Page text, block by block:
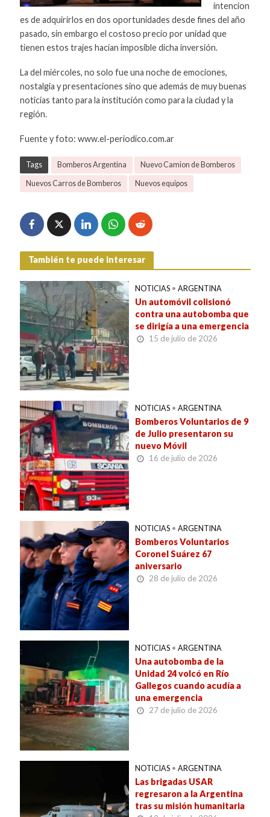
intencion
es de adquirirlos en dos oportunidades desde fines del año
pasado, sin embargo el costoso precio por unidad que
tienen estos trajes hacían imposible dicha inversión.
La del miércoles, no solo fue una noche de emociones,
nostalgia y presentaciones sino que además de muy buenas
noticias tanto para la institución como para la ciudad y la
región.
Fuente y foto: www.el-periodico.com.ar
Tags Bomberos Argentina Nuevo Camion de Bomberos
Nuevos Carros de Bomberos Nuevos equipos
También te puede interesar
NOTICIAS • ARGENTINA
Un automóvil colisionó
contra una autobomba que
se dirigía a una emergencia
15 de julio de 2026
NOTICIAS • ARGENTINA
Bomberos Voluntarios de 9
de Julio presentaron su
nuevo Móvil
16 de julio de 2026
NOTICIAS • ARGENTINA
Bomberos Voluntarios
Coronel Suárez 67
aniversario
28 de julio de 2026
NOTICIAS • ARGENTINA
Una autobomba de la
Unidad 24 volcó en Río
Gallegos cuando acudía a
una emergencia
27 de julio de 2026
NOTICIAS • ARGENTINA
Las brigadas USAR
regresaron a la Argentina
tras su misión humanitaria